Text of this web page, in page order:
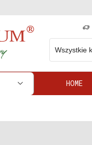
HOME